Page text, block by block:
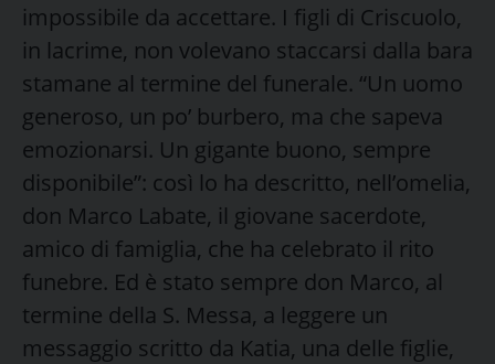
impossibile da accettare. I figli di Criscuolo,
in lacrime, non volevano staccarsi dalla bara
stamane al termine del funerale. “Un uomo
generoso, un po’ burbero, ma che sapeva
emozionarsi. Un gigante buono, sempre
disponibile”: così lo ha descritto, nell’omelia,
don Marco Labate, il giovane sacerdote,
amico di famiglia, che ha celebrato il rito
funebre. Ed è stato sempre don Marco, al
termine della S. Messa, a leggere un
messaggio scritto da Katia, una delle figlie,